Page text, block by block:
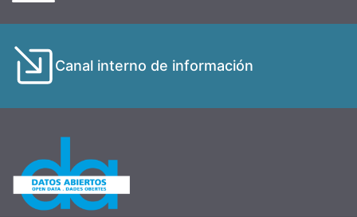
Canal interno de información